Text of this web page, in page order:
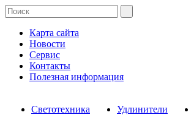
Карта сайта
Новости
Сервис
Контакты
Полезная информация
Светотехника Удлинители